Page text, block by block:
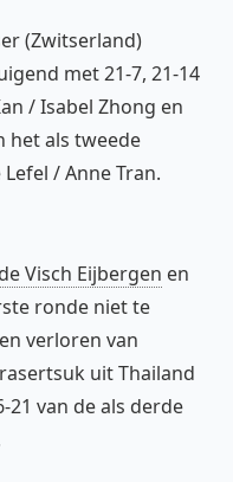
(Zwitserland)
met 21-7, 21-14
/ Isabel Zhong en
het als tweede
/ Anne Tran.
Visch Eijbergen en
ronde niet te
verloren van
uit Thailand
21 van de als derde